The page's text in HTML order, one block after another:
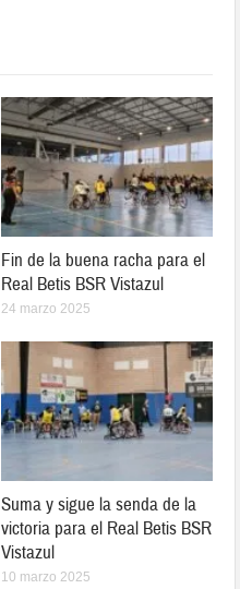
Fin de la buena racha para el
Real Betis BSR Vistazul
24 marzo 2025
Suma y sigue la senda de la
victoria para el Real Betis BSR
Vistazul
10 marzo 2025